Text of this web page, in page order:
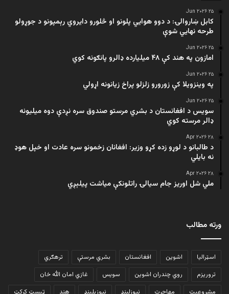
۲۵ Jun ۲۰۲۶
کابل ښاروالۍ: د دوو هوايي پلونو او څلورو دایروي رېمپونو د جوړولو
طرحه نهایي شوې
۲۵ Jun ۲۰۲۶
امازون په هند کې ۴۸ میلیارده ډالرو پانګونه کوي
۲۵ Jun ۲۰۲۶
په وینزویلا کې زورورو زلزلو پراخ زیانونه اړولي
۲۵ Jun ۲۰۲۶
سویس د افغانستان د بشري مرستو صندوق سره نږدې دوه میلیونه
ډالر مرسته کوي
۲۸ Apr ۲۰۲۶
د طالبانو د لوړو زده کړو وزیر: افغانان زخمونو سره عادت او خپل هوډ
نه بایلي
۲۸ Apr ۲۰۲۶
ملي شل اوریز جام سیالۍ راتلونکې میاشت پیلېږي
ورته مطالب
اسټرالیا اشوین افغانستان بشري مرستې
ترهګري
تروریزم
روي چندران اشوین سویس
غازي امان الله خان
مشروعیت
مهاجرت نیوزلینډ نیوزیلینډ هند ټیسټ کرکټ